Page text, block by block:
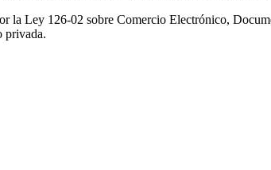
la Ley 126-02 sobre Comercio Electrónico,
privada.